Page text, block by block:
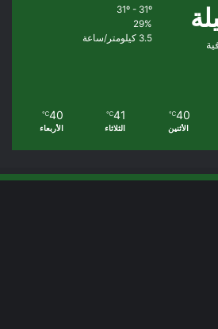
31º - 31º
29%
3.5 كيلومتر/ساعة
40
℃
الأثنين
41
℃
الثلاثاء
40
℃
الأربعاء